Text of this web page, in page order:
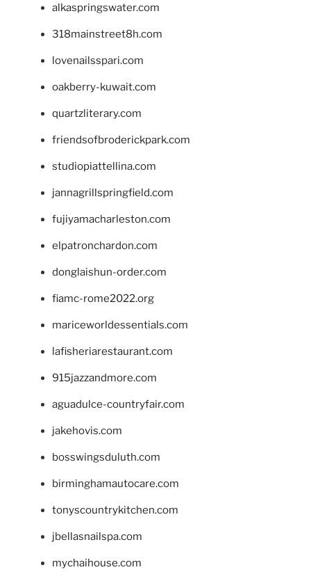
alkaspringswater.com
318mainstreet8h.com
lovenailsspari.com
oakberry-kuwait.com
quartzliterary.com
friendsofbroderickpark.com
studiopiattellina.com
jannagrillspringfield.com
fujiyamacharleston.com
elpatronchardon.com
donglaishun-order.com
fiamc-rome2022.org
mariceworldessentials.com
lafisheriarestaurant.com
915jazzandmore.com
aguadulce-countryfair.com
jakehovis.com
bosswingsduluth.com
birminghamautocare.com
tonyscountrykitchen.com
jbellasnailspa.com
mychaihouse.com